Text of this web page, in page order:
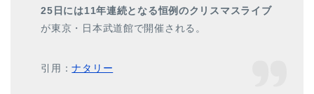
25日には11年連続となる恒例のクリスマスライブ
が東京・日本武道館で開催される。
引用：ナタリー